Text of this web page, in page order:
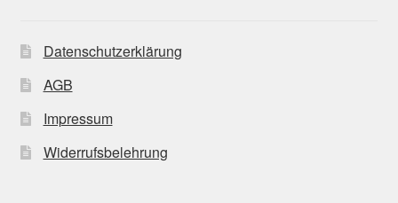
Datenschutzerklärung
AGB
Impressum
Widerrufsbelehrung